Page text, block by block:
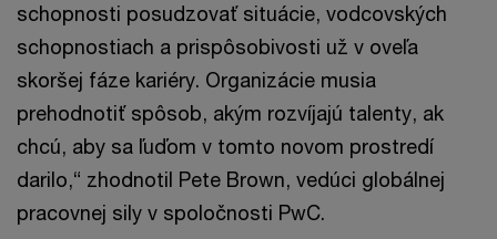
schopnosti posudzovať situácie, vodcovských
schopnostiach a prispôsobivosti už v oveľa
skoršej fáze kariéry. Organizácie musia
prehodnotiť spôsob, akým rozvíjajú talenty, ak
chcú, aby sa ľuďom v tomto novom prostredí
darilo,“ zhodnotil Pete Brown, vedúci globálnej
pracovnej sily v spoločnosti PwC.